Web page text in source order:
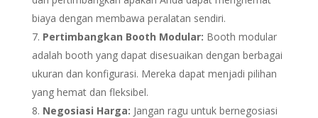
biaya dengan membawa peralatan sendiri.
Pertimbangkan Booth Modular: Booth modular
adalah booth yang dapat disesuaikan dengan berbagai
ukuran dan konfigurasi. Mereka dapat menjadi pilihan
yang hemat dan fleksibel.
Negosiasi Harga: Jangan ragu untuk bernegosiasi